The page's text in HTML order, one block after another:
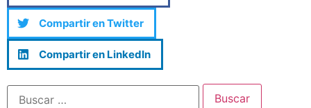
Compartir en Twitter
Compartir en LinkedIn